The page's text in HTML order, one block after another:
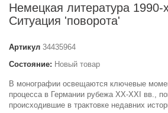
Немецкая литература 1990-
Ситуация 'поворота'
Артикул 34435964
Состояние: Новый товар
В монографии освещаются ключевые
процесса в Германии рубежа XX-XXI вв.,
происходившие в трактовке недавних